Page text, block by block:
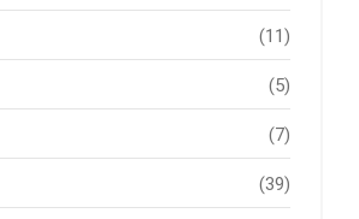
(11)
(5)
(7)
(39)